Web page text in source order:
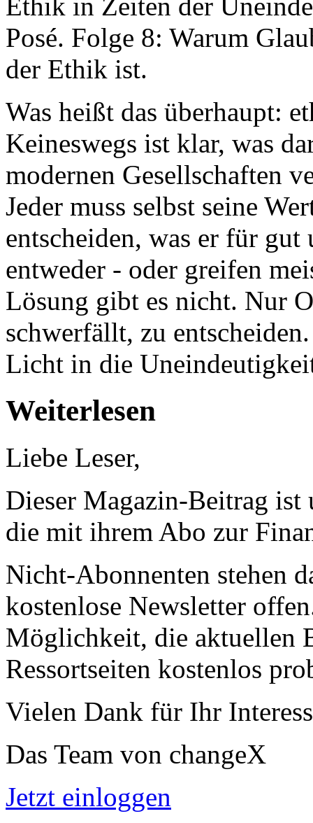
Posé. Folge 8: Warum
der Ethik ist.
Was heißt das überhaupt:
Keineswegs ist klar, was
modernen Gesellschaften
Jeder muss selbst seine
entscheiden, was er für
entweder - oder greifen
Lösung gibt es nicht. Nur
schwerfällt, zu
Licht in die
Weiterlesen
Liebe Leser,
Dieser Magazin-Beitrag ist
die mit ihrem Abo zur
Nicht-Abonnenten stehen
kostenlose Newsletter
Möglichkeit, die aktuellen
Ressortseiten kostenlos
Vielen Dank für Ihr
Das Team von changeX
Jetzt einloggen